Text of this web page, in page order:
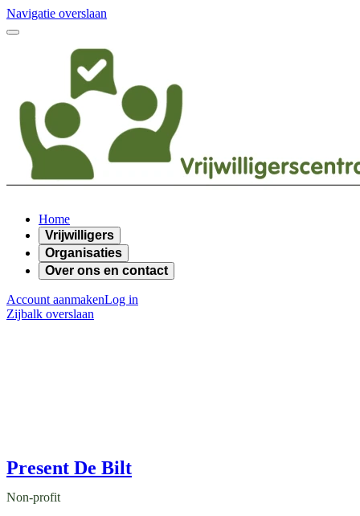
Navigatie overslaan
Home
Vrijwilligers
Organisaties
Over ons en contact
Account aanmakenLog in
Zijbalk overslaan
Present De Bilt
Non-profit